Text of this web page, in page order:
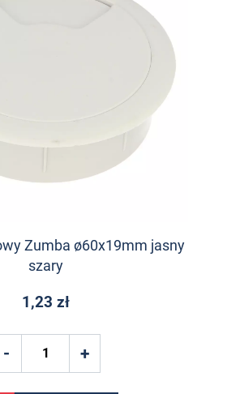
Zumba ø60x19mm jasny
szary
1,23 zł